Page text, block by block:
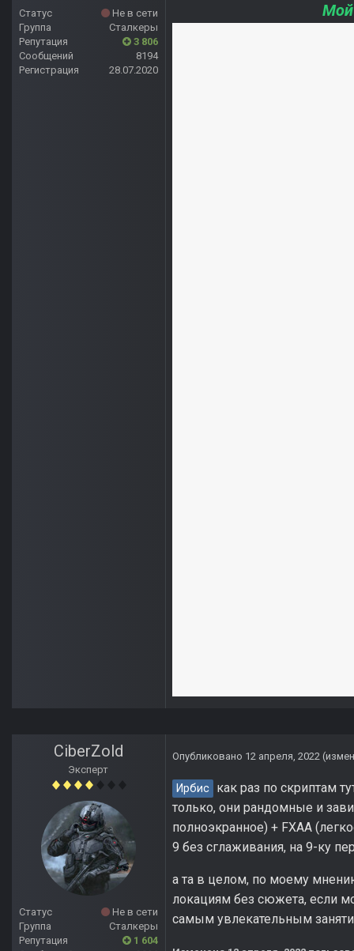
Статус
Не в сети
Группа
Сталкеры
Репутация
3 806
Сообщений
8194
Регистрация
28.07.2020
CiberZold
Эксперт
Статус
Не в сети
Группа
Сталкеры
Репутация
1 604
Опубликовано 12 апреля, 2022
Ирбис как раз по скриптам
только, они рандомные и
полноэкранное) + FXAA
9 без сглаживания, на 9-ку
а та в целом, по моему
локациям без сюжета, если
самым увлекательным